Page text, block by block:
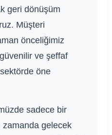
geri dönüşüm
Müşteri
önceliğimiz
ve şeffaf
sektörde öne
sadece bir
zamanda gelecek